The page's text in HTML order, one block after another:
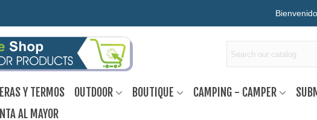
Bienvenido
Y TERMOS OUTDOOR BOUTIQUE CAMPING - CAMPER
AL MAYOR